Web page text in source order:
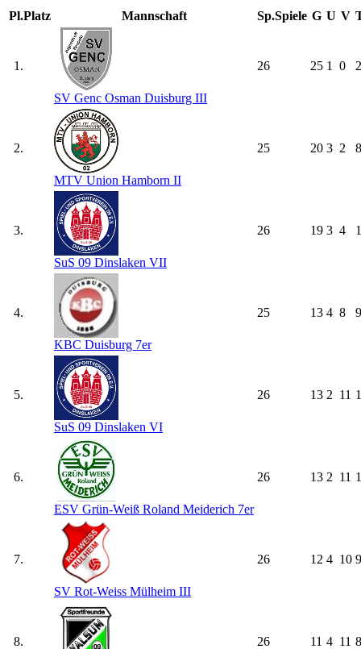
Pl.Platz Mannschaft Sp.Spiele G U V
1.
SV Genc Osman Duisburg III
26 25 1 0
2.
MTV Union Hamborn II
25 20 3 2
3.
SuS 09 Dinslaken VII
26 19 3 4
4.
KBC Duisburg 7er
25 13 4 8
5.
SuS 09 Dinslaken VI
26 13 2 11
6.
ESV Grün-Weiß Roland Meiderich 7er
26 13 2 11
7.
SV Rot-Weiss Mülheim III
26 12 4 10
8. 26 11 4 11